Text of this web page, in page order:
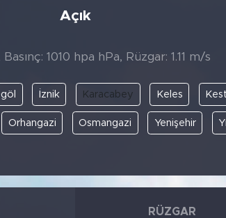
Açık
1010 hpa hPa, Rüzgar: 1.11 m/s
İznik Karacabey Keles
Orhangazi Osmangazi Yenişehir
RÜZGAR